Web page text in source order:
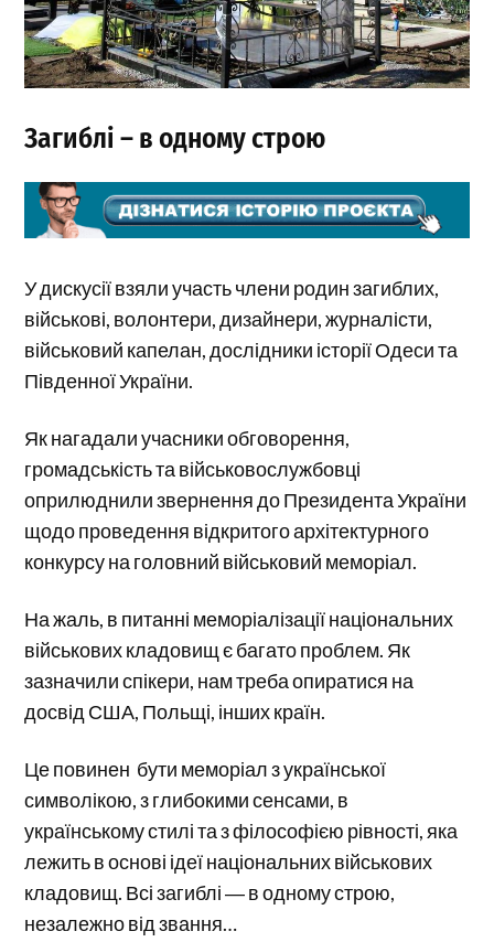
Загиблі ― в одному строю
У дискусії взяли участь члени родин загиблих,
військові, волонтери, дизайнери, журналісти,
військовий капелан, дослідники історії Одеси та
Південної України.
Як нагадали учасники обговорення,
громадськість та військовослужбовці
оприлюднили звернення до Президента України
щодо проведення відкритого архітектурного
конкурсу на головний військовий меморіал.
На жаль, в питанні меморіалізації національних
військових кладовищ є багато проблем. Як
зазначили спікери, нам треба опиратися на
досвід США, Польщі, інших країн.
Це повинен бути меморіал з української
символікою, з глибокими сенсами, в
українському стилі та з філософією рівності, яка
лежить в основі ідеї національних військових
кладовищ. Всі загиблі ― в одному строю,
незалежно від звання…